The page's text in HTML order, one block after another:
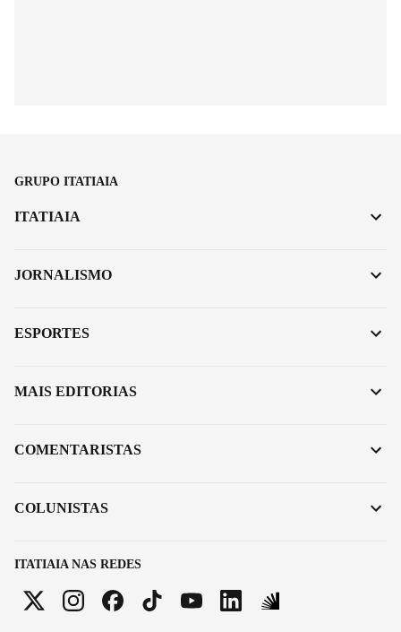
GRUPO ITATIAIA
ITATIAIA NAS REDES
ITATIAIA
JORNALISMO
ESPORTES
MAIS EDITORIAS
COMENTARISTAS
COLUNISTAS